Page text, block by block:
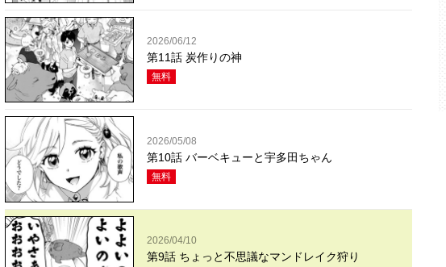
2026/06/12
第11話 炭作りの神
無料
2026/05/08
第10話 バーベキューと宇多田ちゃん
無料
2026/04/10
第9話 ちょっと不思議なマンドレイク狩り